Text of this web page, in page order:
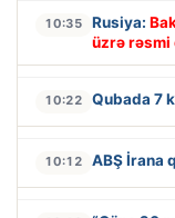
10:35 Rusiya:
üzrə rəsmi
10:22 Qubada 7
10:12 ABŞ İrana